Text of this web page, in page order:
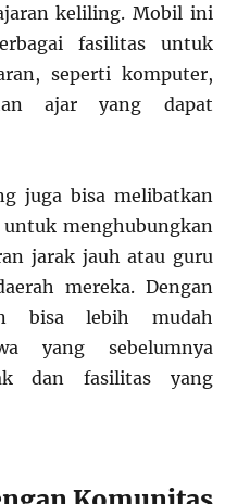
keliling. Mobil ini
fasilitas untuk
seperti komputer,
ajar yang dapat
juga bisa melibatkan
menghubungkan
jarak jauh atau guru
mereka. Dengan
bisa lebih mudah
yang sebelumnya
dan fasilitas yang